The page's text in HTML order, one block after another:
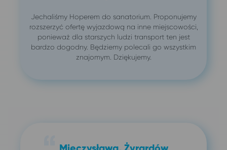
Jechaliśmy Hoperem do sanatorium. Proponujemy
rozszerzyć ofertę wyjazdową na inne miejscowości,
ponieważ dla starszych ludzi transport ten jest
bardzo dogodny. Będziemy polecali go wszystkim
znajomym. Dziękujemy.